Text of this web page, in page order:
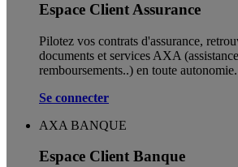
Espace Client Assurance
Pilotez vos contrats d'assurance,
documents et services AXA
remboursements..) en toute autonomie. ​
Se connecter
AXA BANQUE
Espace Client Banque